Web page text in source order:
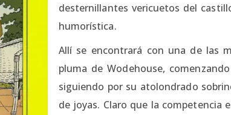
desternillantes vericuetos del
humorística.
Allí se encontrará con una de las
pluma de Wodehouse,
siguiendo por su atolondrado
de joyas. Claro que la